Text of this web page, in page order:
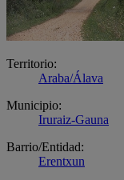
Territorio:
Araba/Álava
Municipio:
Iruraiz-Gauna
Barrio/Entidad:
Erentxun